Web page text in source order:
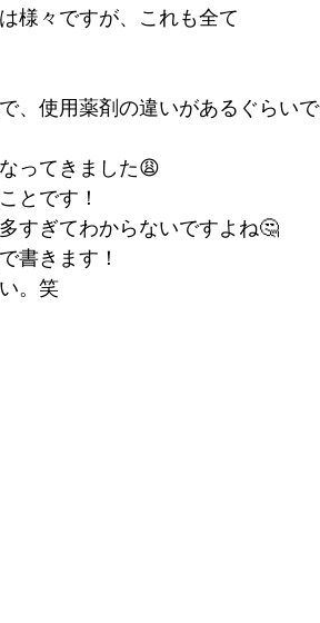
様々ですが、これも全て
、使用薬剤の違いがあるぐらい
ってきました😩
とです！
すぎてわからないですよね🤔
書きます！
。笑